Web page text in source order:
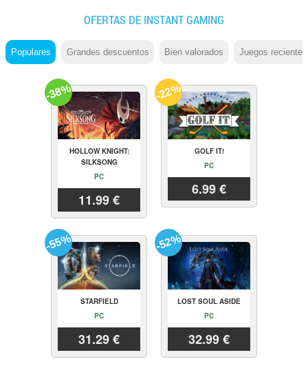
OFERTAS DE INSTANT GAMING
Populares Grandes descuentos Bien valorados Juegos recientes
HOLLOW KNIGHT:
SILKSONG
PC
11.99 €
-38%
GOLF IT!
PC
6.99 €
-22%
STARFIELD
PC
31.29 €
-55%
LOST SOUL ASIDE
PC
32.99 €
-52%